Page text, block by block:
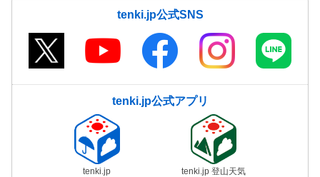
tenki.jp公式SNS
tenki.jp公式アプリ
tenki.jp tenki.jp 登山天気